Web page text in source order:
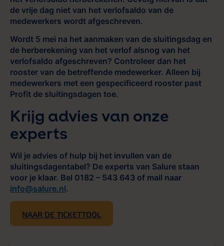
de vrije dag niet van het verlofsaldo van de
medewerkers wordt afgeschreven.
Wordt 5 mei na het aanmaken van de sluitingsdag en
de herberekening van het verlof alsnog van het
verlofsaldo afgeschreven? Controleer dan het
rooster van de betreffende medewerker. Alleen bij
medewerkers met een gespecificeerd rooster past
Profit de sluitingsdagen toe.
Krijg advies van onze
experts
Wil je advies of hulp bij het invullen van de
sluitingsdagentabel? De experts van Salure staan
voor je klaar. Bel 0182 – 543 643 of mail naar
info@salure.nl.
NAAR DE TICKETTOOL